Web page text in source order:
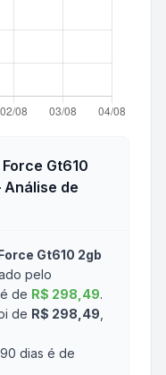
Gt610
de
Gt610 2gb
pelo
de R$ 298,49.
de R$ 298,49
dias é de